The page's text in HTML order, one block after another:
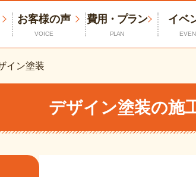
お客様の声
VOICE
費用・プラン
PLAN
イベ
イン塗装
デザイン塗装の施